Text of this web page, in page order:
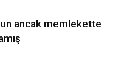
ancak memlekette